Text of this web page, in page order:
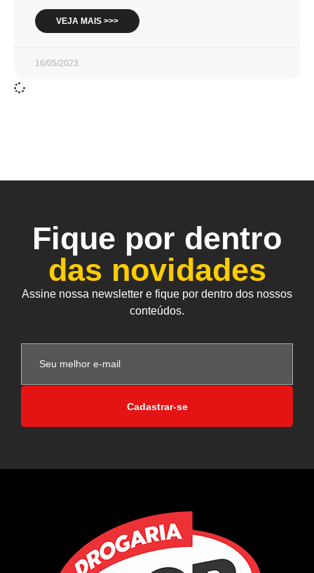
VEJA MAIS >>>
16/05/2023
Fique por dentro
das novidades
Assine nossa newsletter e fique por dentro dos nossos
conteúdos.
Cadastrar-se